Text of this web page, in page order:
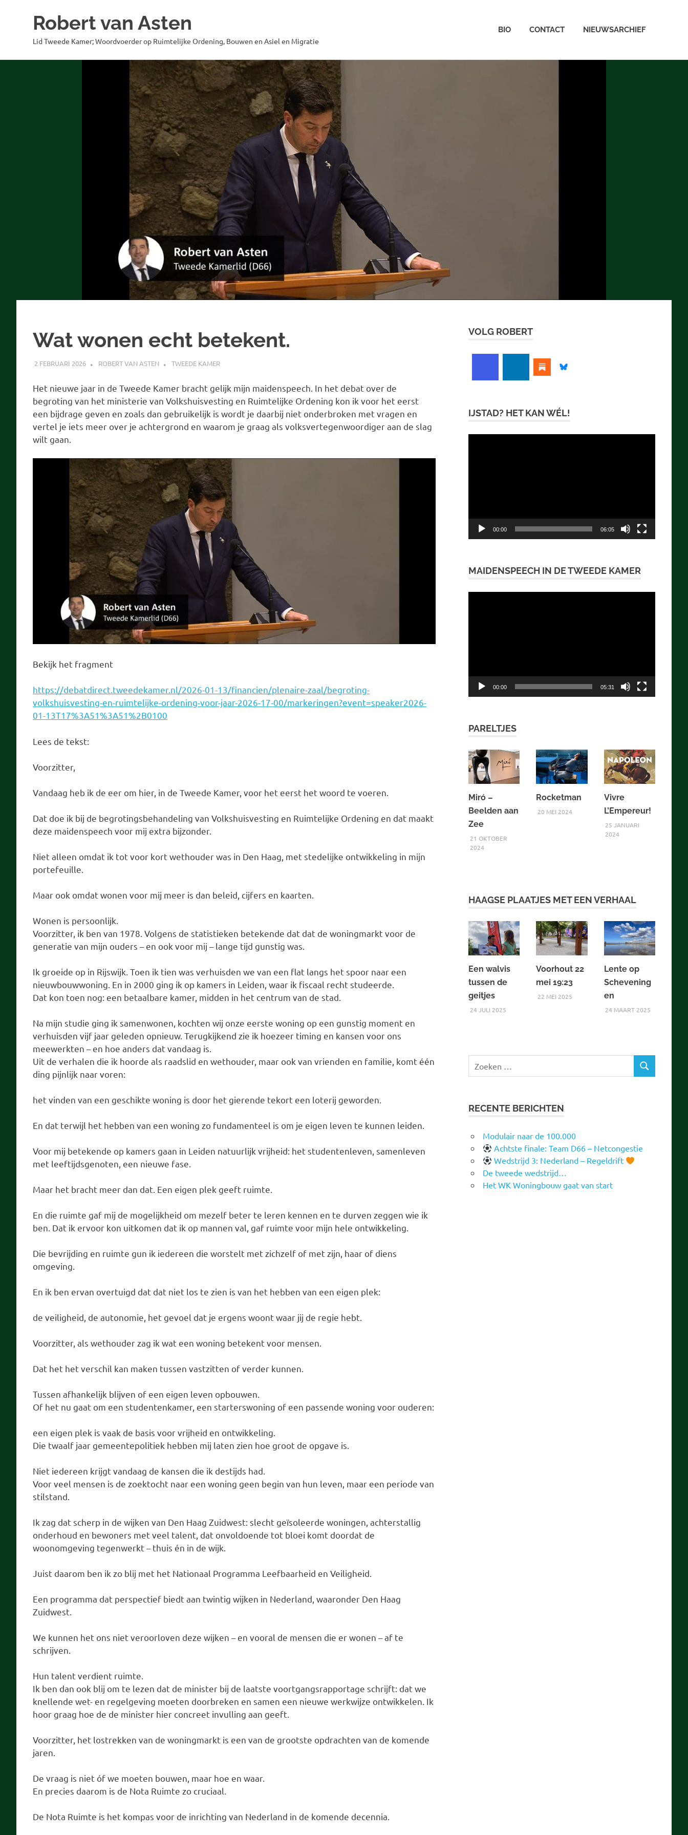
Robert van Asten
Lid Tweede Kamer; Woordvoerder op Ruimtelijke Ordening, Bouwen en Asiel en Migratie
BIO CONTACT NIEUWSARCHIEF
Wat wonen echt betekent.
2 FEBRUARI 2026 ROBERT VAN ASTEN TWEEDE KAMER
Het nieuwe jaar in de Tweede Kamer bracht gelijk mijn maidenspeech. In het debat over de
begroting van het ministerie van Volkshuisvesting en Ruimtelijke Ordening kon ik voor het eerst
een bijdrage geven en zoals dan gebruikelijk is wordt je daarbij niet onderbroken met vragen en
vertel je iets meer over je achtergrond en waarom je graag als volksvertegenwoordiger aan de slag
wilt gaan.
Bekijk het fragment
https://debatdirect.tweedekamer.nl/2026-01-13/financien/plenaire-zaal/begroting-
volkshuisvesting-en-ruimtelijke-ordening-voor-jaar-2026-17-00/markeringen?event=speaker2026-
01-13T17%3A51%3A51%2B0100
Lees de tekst:
Voorzitter,
Vandaag heb ik de eer om hier, in de Tweede Kamer, voor het eerst het woord te voeren.
Dat doe ik bij de begrotingsbehandeling van Volkshuisvesting en Ruimtelijke Ordening en dat maakt
deze maidenspeech voor mij extra bijzonder.
Niet alleen omdat ik tot voor kort wethouder was in Den Haag, met stedelijke ontwikkeling in mijn
portefeuille.
Maar ook omdat wonen voor mij meer is dan beleid, cijfers en kaarten.
Wonen is persoonlijk.
Voorzitter, ik ben van 1978. Volgens de statistieken betekende dat dat de woningmarkt voor de
generatie van mijn ouders – en ook voor mij – lange tijd gunstig was.
Ik groeide op in Rijswijk. Toen ik tien was verhuisden we van een flat langs het spoor naar een
nieuwbouwwoning. En in 2000 ging ik op kamers in Leiden, waar ik fiscaal recht studeerde.
Dat kon toen nog: een betaalbare kamer, midden in het centrum van de stad.
Na mijn studie ging ik samenwonen, kochten wij onze eerste woning op een gunstig moment en
verhuisden vijf jaar geleden opnieuw. Terugkijkend zie ik hoezeer timing en kansen voor ons
meewerkten – en hoe anders dat vandaag is.
Uit de verhalen die ik hoorde als raadslid en wethouder, maar ook van vrienden en familie, komt één
ding pijnlijk naar voren:
het vinden van een geschikte woning is door het gierende tekort een loterij geworden.
En dat terwijl het hebben van een woning zo fundamenteel is om je eigen leven te kunnen leiden.
Voor mij betekende op kamers gaan in Leiden natuurlijk vrijheid: het studentenleven, samenleven
met leeftijdsgenoten, een nieuwe fase.
Maar het bracht meer dan dat. Een eigen plek geeft ruimte.
En die ruimte gaf mij de mogelijkheid om mezelf beter te leren kennen en te durven zeggen wie ik
ben. Dat ik ervoor kon uitkomen dat ik op mannen val, gaf ruimte voor mijn hele ontwikkeling.
Die bevrijding en ruimte gun ik iedereen die worstelt met zichzelf of met zijn, haar of diens
omgeving.
En ik ben ervan overtuigd dat dat niet los te zien is van het hebben van een eigen plek:
de veiligheid, de autonomie, het gevoel dat je ergens woont waar jij de regie hebt.
Voorzitter, als wethouder zag ik wat een woning betekent voor mensen.
Dat het het verschil kan maken tussen vastzitten of verder kunnen.
Tussen afhankelijk blijven of een eigen leven opbouwen.
Of het nu gaat om een studentenkamer, een starterswoning of een passende woning voor ouderen:
een eigen plek is vaak de basis voor vrijheid en ontwikkeling.
Die twaalf jaar gemeentepolitiek hebben mij laten zien hoe groot de opgave is.
Niet iedereen krijgt vandaag de kansen die ik destijds had.
Voor veel mensen is de zoektocht naar een woning geen begin van hun leven, maar een periode van
stilstand.
Ik zag dat scherp in de wijken van Den Haag Zuidwest: slecht geïsoleerde woningen, achterstallig
onderhoud en bewoners met veel talent, dat onvoldoende tot bloei komt doordat de
woonomgeving tegenwerkt – thuis én in de wijk.
Juist daarom ben ik zo blij met het Nationaal Programma Leefbaarheid en Veiligheid.
Een programma dat perspectief biedt aan twintig wijken in Nederland, waaronder Den Haag
Zuidwest.
We kunnen het ons niet veroorloven deze wijken – en vooral de mensen die er wonen – af te
schrijven.
Hun talent verdient ruimte.
Ik ben dan ook blij om te lezen dat de minister bij de laatste voortgangsrapportage schrijft: dat we
knellende wet- en regelgeving moeten doorbreken en samen een nieuwe werkwijze ontwikkelen. Ik
hoor graag hoe de de minister hier concreet invulling aan geeft.
Voorzitter, het lostrekken van de woningmarkt is een van de grootste opdrachten van de komende
jaren.
De vraag is niet óf we moeten bouwen, maar hoe en waar.
En precies daarom is de Nota Ruimte zo cruciaal.
De Nota Ruimte is het kompas voor de inrichting van Nederland in de komende decennia.
VOLG ROBERT
IJSTAD? HET KAN WÉL!
00:00 06:05
MAIDENSPEECH IN DE TWEEDE KAMER
00:00 05:31
PARELTJES
Miró –
Beelden aan
Zee
21 OKTOBER
2024
Rocketman
20 MEI 2024
Vivre
L’Empereur!
25 JANUARI
2024
HAAGSE PLAATJES MET EEN VERHAAL
Een walvis
tussen de
geitjes
24 JULI 2025
Voorhout 22
mei 19:23
22 MEI 2025
Lente op
Schevening
en
24 MAART 2025
naar:
ZOEKEN
RECENTE BERICHTEN
Modulair naar de 100.000
Achtste finale: Team D66 – Netcongestie
Wedstrijd 3: Nederland – Regeldrift
De tweede wedstrijd…
Het WK Woningbouw gaat van start